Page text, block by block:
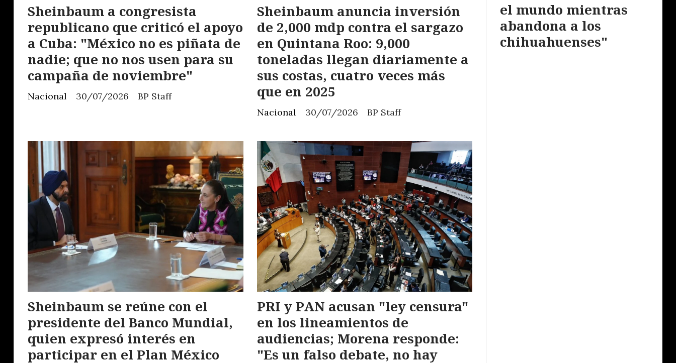
Sheinbaum a congresista
republicano que criticó el apoyo
a Cuba: "México no es piñata de
nadie; que no nos usen para su
campaña de noviembre"
BP Staff
Nacional 30/07/2026
Sheinbaum anuncia inversión
de 2,000 mdp contra el sargazo
en Quintana Roo: 9,000
toneladas llegan diariamente a
sus costas, cuatro veces más
que en 2025
BP Staff
Nacional 30/07/2026
Sheinbaum se reúne con el
presidente del Banco Mundial,
quien expresó interés en
participar en el Plan México
PRI y PAN acusan "ley censura"
en los lineamientos de
audiencias; Morena responde:
"Es un falso debate, no hay
el mundo mientras
abandona a los
chihuahuenses"